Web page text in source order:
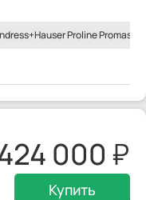
Proline Promass
000
Купить